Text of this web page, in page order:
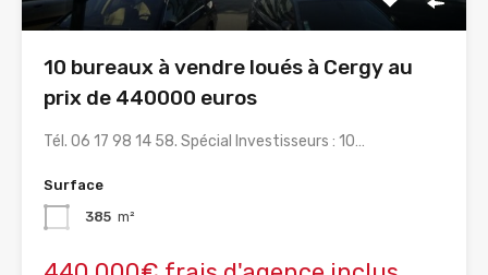
10 bureaux à vendre loués à Cergy au
prix de 440000 euros
Tél. 06 17 98 14 58. Spécial Investisseurs : 10…
Surface
385 m²